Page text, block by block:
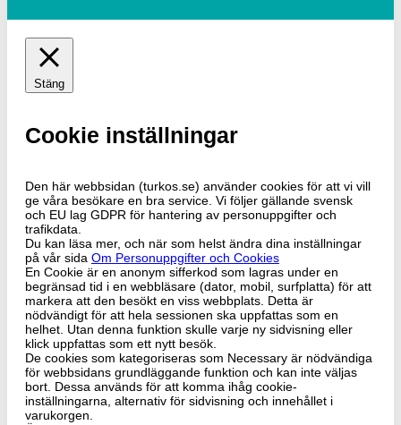
Stäng
Cookie inställningar
Den här webbsidan (turkos.se) använder cookies för att vi vill
ge våra besökare en bra service. Vi följer gällande svensk
och EU lag GDPR för hantering av personuppgifter och
trafikdata.
Du kan läsa mer, och när som helst ändra dina inställningar
på vår sida Om Personuppgifter och Cookies
En Cookie är en anonym sifferkod som lagras under en
begränsad tid i en webbläsare (dator, mobil, surfplatta) för att
markera att den besökt en viss webbplats. Detta är
nödvändigt för att hela sessionen ska uppfattas som en
helhet. Utan denna funktion skulle varje ny sidvisning eller
klick uppfattas som ett nytt besök.
De cookies som kategoriseras som Necessary är nödvändiga
för webbsidans grundläggande funktion och kan inte väljas
bort. Dessa används för att komma ihåg cookie-
inställningarna, alternativ för sidvisning och innehållet i
varukorgen.